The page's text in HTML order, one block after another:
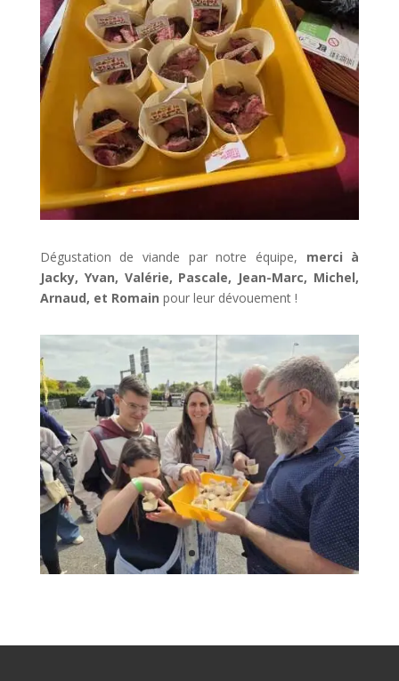
Dégustation de viande par notre équipe, merci à
Jacky, Yvan, Valérie, Pascale, Jean-Marc, Michel,
Arnaud, et Romain pour leur dévouement !